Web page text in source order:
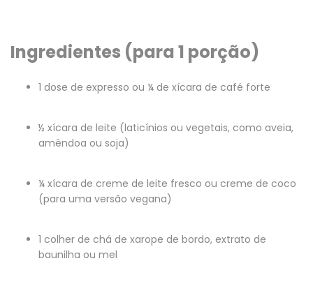
Ingredientes (para 1 porção)
1 dose de expresso ou ¼ de xícara de café forte
½ xícara de leite (laticínios ou vegetais, como aveia,
amêndoa ou soja)
¼ xícara de creme de leite fresco ou creme de coco
(para uma versão vegana)
1 colher de chá de xarope de bordo, extrato de
baunilha ou mel